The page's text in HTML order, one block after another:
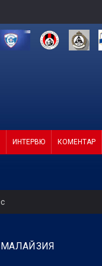
ИНТЕРВЮ КОМЕНТАР
срещу Макаби в Грузия